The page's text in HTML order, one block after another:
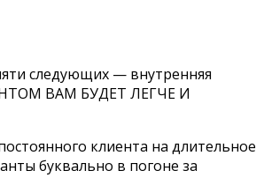
следующих — внутренняя
ВАМ БУДЕТ ЛЕГЧЕ И
клиента на длительное
буквально в погоне за